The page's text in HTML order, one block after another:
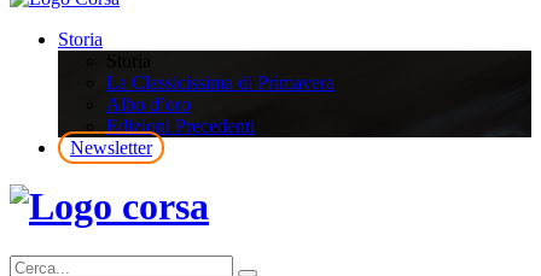
Storia
La Classicissima di Primavera
Albo d’oro
Edizioni Precedenti
Newsletter